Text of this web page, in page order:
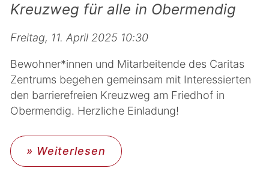
Kreuzweg für alle in Obermendig
Freitag, 11. April 2025 10:30
Bewohner*innen und Mitarbeitende des Caritas
Zentrums begehen gemeinsam mit Interessierten
den barrierefreien Kreuzweg am Friedhof in
Obermendig. Herzliche Einladung!
» Weiterlesen